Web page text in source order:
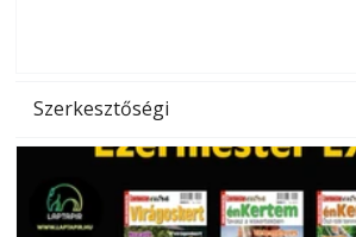
Szerkesztőségi